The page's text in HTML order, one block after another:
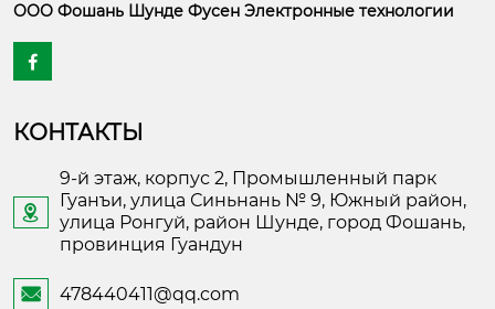
ООО Фошань Шунде Фусен Электронные технологии

КОНТАКТЫ

9-й этаж, корпус 2, Промышленный парк
Гуанъи, улица Синьнань № 9, Южный район,
улица Ронгуй, район Шунде, город Фошань,
провинция Гуандун
 478440411@qq.com